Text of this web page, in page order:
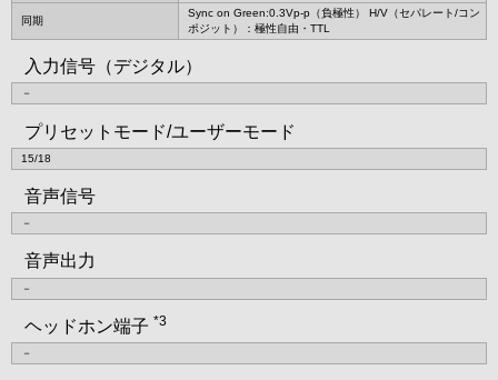
同期
Sync on Green:0.3Vp-p（負極性） H/V（セパレート/コン
ポジット）：極性自由・TTL
入力信号（デジタル）
－
プリセットモード/ユーザーモード
15/18
音声信号
－
音声出力
－
ヘッドホン端子 *3
－